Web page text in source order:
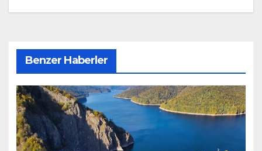
Benzer Haberler